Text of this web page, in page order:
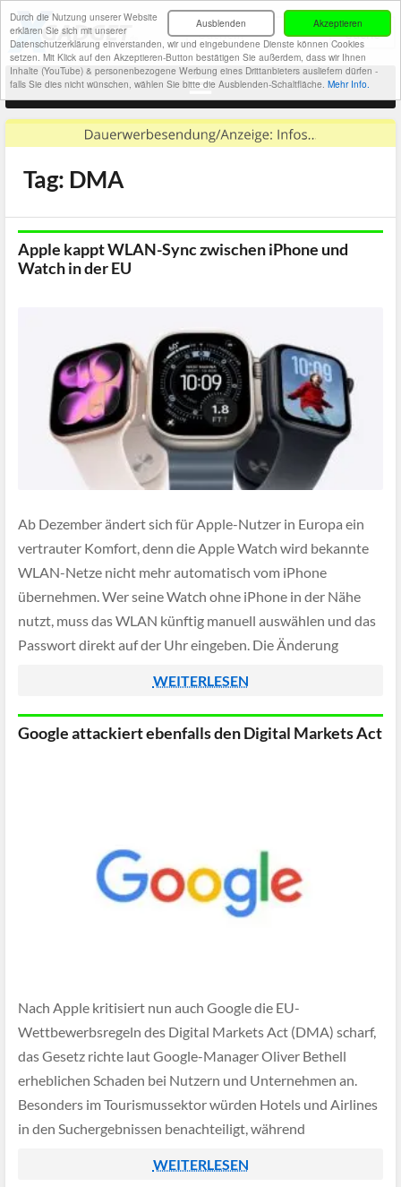
Akzeptieren
Ausblenden
Durch die Nutzung unserer Website
erklären Sie sich mit unserer
Datenschutzerklärung einverstanden, wir und eingebundene Dienste können Cookies
setzen. Mit Klick auf den Akzeptieren-Button bestätigen Sie außerdem, dass wir Ihnen
Inhalte (YouTube) & personenbezogene Werbung eines Drittanbieters ausliefern dürfen -
falls Sie dies nicht wünschen, wählen Sie bitte die Ausblenden-Schaltfläche. Mehr Info.
Tag: DMA
Apple kappt WLAN-Sync zwischen iPhone und
Watch in der EU
Ab Dezember ändert sich für Apple-Nutzer in Europa ein
vertrauter Komfort, denn die Apple Watch wird bekannte
WLAN-Netze nicht mehr automatisch vom iPhone
übernehmen. Wer seine Watch ohne iPhone in der Nähe
nutzt, muss das WLAN künftig manuell auswählen und das
Passwort direkt auf der Uhr eingeben. Die Änderung
WEITERLESEN
Google attackiert ebenfalls den Digital Markets Act
Nach Apple kritisiert nun auch Google die EU-
Wettbewerbsregeln des Digital Markets Act (DMA) scharf,
das Gesetz richte laut Google-Manager Oliver Bethell
erheblichen Schaden bei Nutzern und Unternehmen an.
Besonders im Tourismussektor würden Hotels und Airlines
in den Suchergebnissen benachteiligt, während
höheren Preisen und weniger direktem Traffic als Folge.
WEITERLESEN